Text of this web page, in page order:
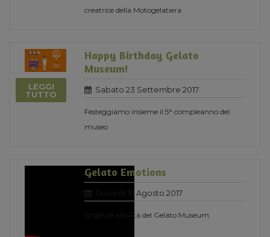
creatrice della Motogelatiera
LEGGI
TUTTO
Happy Birthday Gelato
Museum!
Sabato 23 Settembre 2017
Festeggiamo insieme il 5° compleanno del
museo
Gelato Emotions
Giovedi 31 Agosto 2017
Scopri le attività del Gelato Museum